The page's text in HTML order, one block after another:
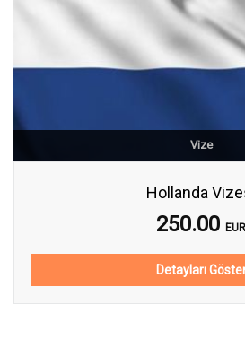
Vize
Hollanda
250.00 EUR
Detayları